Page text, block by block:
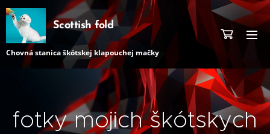
Scottish fold
Chovná stanica škótskej klapouchej mačky
fotky mojich škótskych